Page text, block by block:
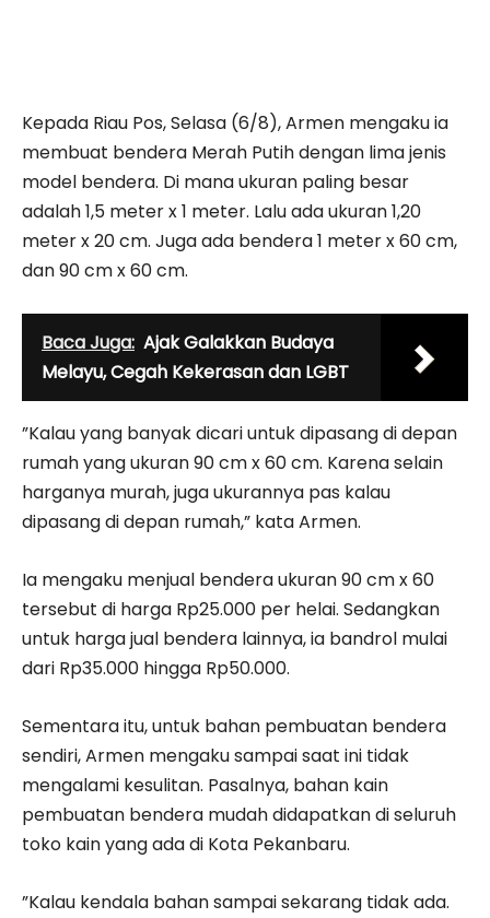
Kepada Riau Pos, Selasa (6/8), Armen mengaku ia
membuat bendera Merah Putih dengan lima jenis
model bendera. Di mana ukuran paling besar
adalah 1,5 meter x 1 meter. Lalu ada ukuran 1,20
meter x 20 cm. Juga ada bendera 1 meter x 60 cm,
dan 90 cm x 60 cm.
Baca Juga: Ajak Galakkan Budaya
Melayu, Cegah Kekerasan dan LGBT
”Kalau yang banyak dicari untuk dipasang di depan
rumah yang ukuran 90 cm x 60 cm. Karena selain
harganya murah, juga ukurannya pas kalau
dipasang di depan rumah,” kata Armen.
Ia mengaku menjual bendera ukuran 90 cm x 60
tersebut di harga Rp25.000 per helai. Sedangkan
untuk harga jual bendera lainnya, ia bandrol mulai
dari Rp35.000 hingga Rp50.000.
Sementara itu, untuk bahan pembuatan bendera
sendiri, Armen mengaku sampai saat ini tidak
mengalami kesulitan. Pasalnya, bahan kain
pembuatan bendera mudah didapatkan di seluruh
toko kain yang ada di Kota Pekanbaru.
”Kalau kendala bahan sampai sekarang tidak ada.